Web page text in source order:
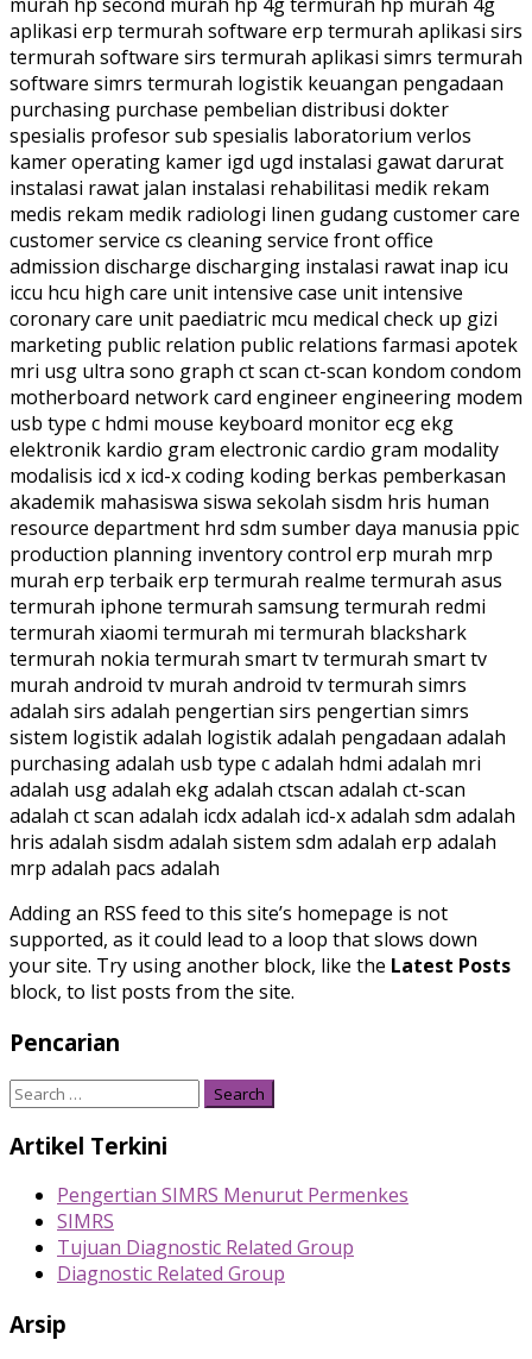
murah hp second murah hp 4g termurah hp murah 4g
aplikasi erp termurah software erp termurah aplikasi sirs
termurah software sirs termurah aplikasi simrs termurah
software simrs termurah logistik keuangan pengadaan
purchasing purchase pembelian distribusi dokter
spesialis profesor sub spesialis laboratorium verlos
kamer operating kamer igd ugd instalasi gawat darurat
instalasi rawat jalan instalasi rehabilitasi medik rekam
medis rekam medik radiologi linen gudang customer care
customer service cs cleaning service front office
admission discharge discharging instalasi rawat inap icu
iccu hcu high care unit intensive case unit intensive
coronary care unit paediatric mcu medical check up gizi
marketing public relation public relations farmasi apotek
mri usg ultra sono graph ct scan ct-scan kondom condom
motherboard network card engineer engineering modem
usb type c hdmi mouse keyboard monitor ecg ekg
elektronik kardio gram electronic cardio gram modality
modalisis icd x icd-x coding koding berkas pemberkasan
akademik mahasiswa siswa sekolah sisdm hris human
resource department hrd sdm sumber daya manusia ppic
production planning inventory control erp murah mrp
murah erp terbaik erp termurah realme termurah asus
termurah iphone termurah samsung termurah redmi
termurah xiaomi termurah mi termurah blackshark
termurah nokia termurah smart tv termurah smart tv
murah android tv murah android tv termurah simrs
adalah sirs adalah pengertian sirs pengertian simrs
sistem logistik adalah logistik adalah pengadaan adalah
purchasing adalah usb type c adalah hdmi adalah mri
adalah usg adalah ekg adalah ctscan adalah ct-scan
adalah ct scan adalah icdx adalah icd-x adalah sdm adalah
hris adalah sisdm adalah sistem sdm adalah erp adalah
mrp adalah pacs adalah
Adding an RSS feed to this site’s homepage is not
supported, as it could lead to a loop that slows down
your site. Try using another block, like the Latest Posts
block, to list posts from the site.
Pencarian
Search
Artikel Terkini
Pengertian SIMRS Menurut Permenkes
SIMRS
Tujuan Diagnostic Related Group
Diagnostic Related Group
Arsip